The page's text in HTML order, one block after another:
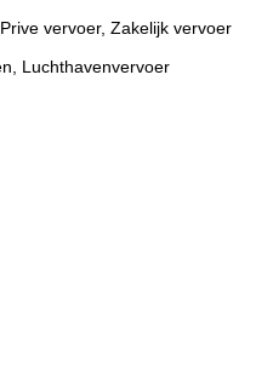
vervoer, Zakelijk vervoer
Luchthavenvervoer